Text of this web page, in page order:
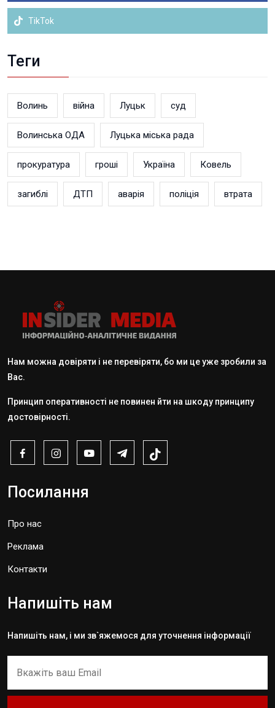
TikTok
Теги
Волинь війна Луцьк суд
Волинська ОДА Луцька міська рада
прокуратура гроші Україна Ковель
загиблі ДТП аварія поліція втрата
Нам можна довіряти і не перевіряти, бо ми це уже зробили за
Вас.
Принцип оперативності не повинен йти на шкоду принципу
достовірності.
Посилання
Про нас
Реклама
Контакти
Напишіть нам
Напишіть нам, і ми зв`яжемося для уточнення інформації